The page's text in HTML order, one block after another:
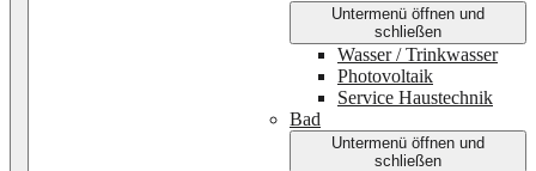
Untermenü öffnen und
schließen
Wasser / Trinkwasser
Photovoltaik
Service Haustechnik
Bad
Untermenü öffnen und
schließen